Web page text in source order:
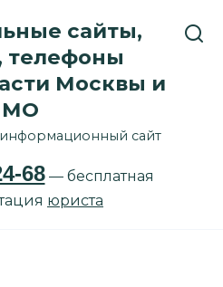
сайты,
телефоны
Москвы и
МО
сайт
68— бесплатная
юриста